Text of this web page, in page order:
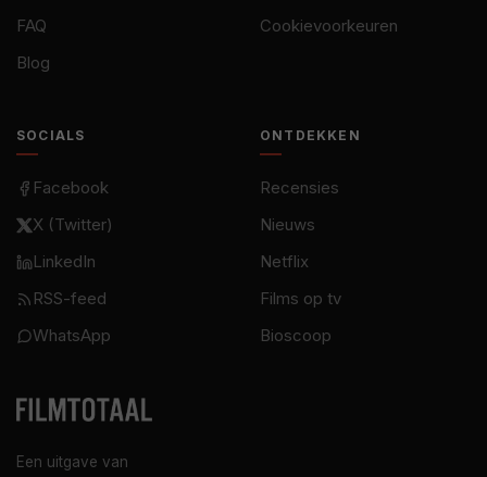
Een uitgave van
FAQ
Blog
Cookievoorkeuren
SOCIALS
Facebook
X (Twitter)
LinkedIn
RSS-feed
WhatsApp
ONTDEKKEN
Recensies
Nieuws
Netflix
Films op tv
Bioscoop